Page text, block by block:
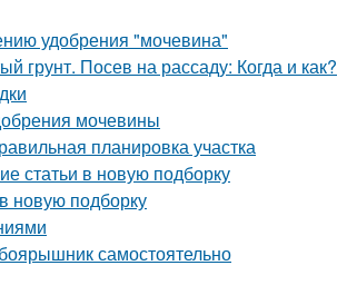
удобрения "мочевина"
грунт. Посев на рассаду: Когда и как?
мочевины
планировка участка
статьи в новую подборку
новую подборку
самостоятельно